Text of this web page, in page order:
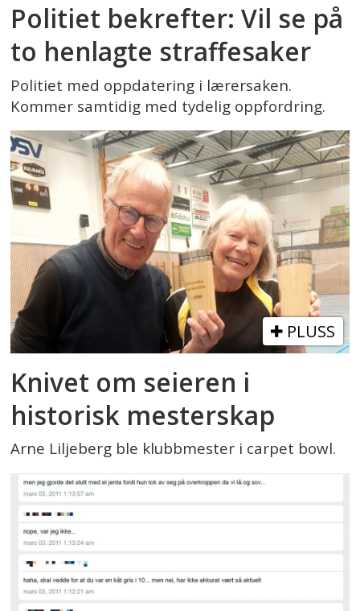
Politiet bekrefter: Vil se på
to henlagte straffesaker
Politiet med oppdatering i lærersaken.
Kommer samtidig med tydelig oppfordring.
PLUSS
Knivet om seieren i
historisk mesterskap
Arne Liljeberg ble klubbmester i carpet bowl.